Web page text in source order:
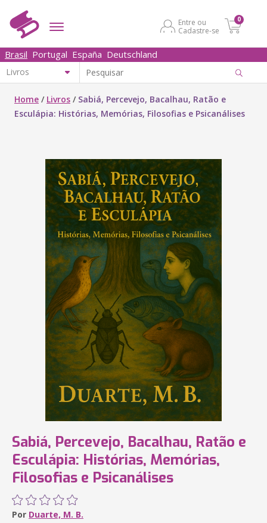
Entre ou
Cadastre-se
0
Brasil Portugal España Deutschland
Home / Livros / Sabiá, Percevejo, Bacalhau, Ratão e
Esculápia: Histórias, Memórias, Filosofias e Psicanálises
Sabiá, Percevejo, Bacalhau, Ratão e
Esculápia: Histórias, Memórias,
Filosofias e Psicanálises
Por Duarte, M. B.